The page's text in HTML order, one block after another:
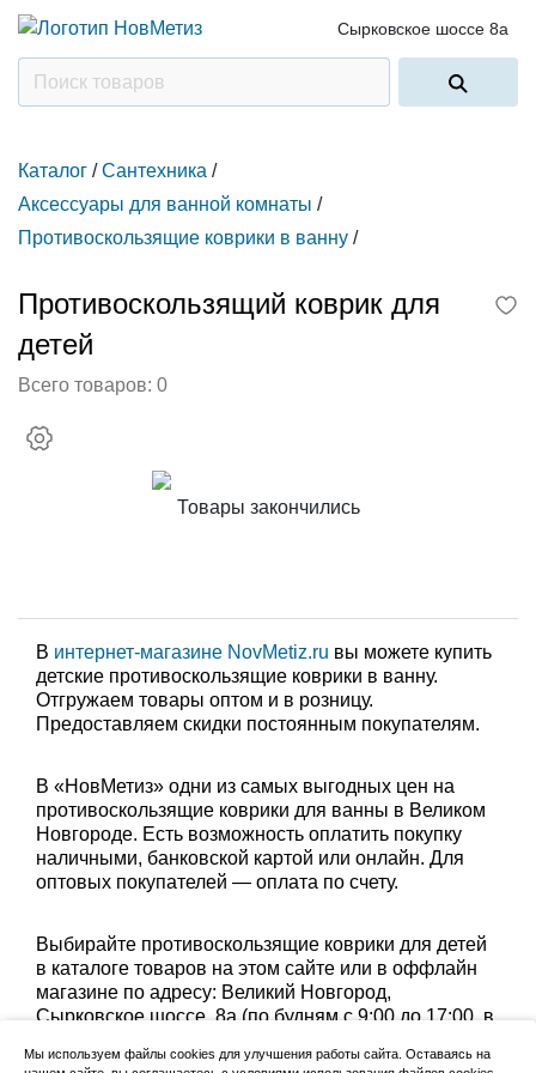
Сырковское шоссе 8а
Каталог / Сантехника /
Аксессуары для ванной комнаты /
Противоскользящие коврики в ванну /
Противоскользящий коврик для
детей
Всего товаров: 0
Товары закончились
В интернет-магазине NovMetiz.ru вы можете купить
детские противоскользящие коврики в ванну.
Отгружаем товары оптом и в розницу.
Предоставляем скидки постоянным покупателям.
В «НовМетиз» одни из самых выгодных цен на
противоскользящие коврики для ванны в Великом
Новгороде. Есть возможность оплатить покупку
наличными, банковской картой или онлайн. Для
оптовых покупателей — оплата по счету.
Выбирайте противоскользящие коврики для детей
в каталоге товаров на этом сайте или в оффлайн
магазине по адресу: Великий Новгород,
Сырковское шоссе, 8а (по будням с 9:00 до 17:00, в
лично в пункте выдачи или оформить доставку до
Мы используем файлы cookies для улучшения работы сайта. Оставаясь на